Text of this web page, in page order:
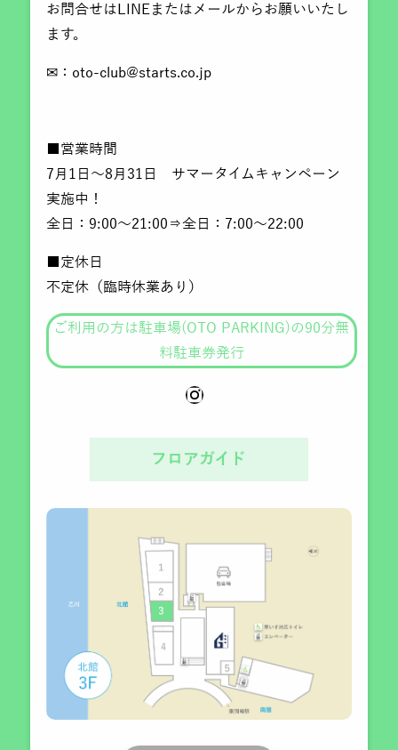
お問合せはLINEまたはメールからお願いいたし
ます。
✉：oto-club@starts.co.jp
■営業時間
7月1日～8月31日 サマータイムキャンペーン
実施中！
全日：9:00～21:00⇒全日：7:00～22:00
■定休日
不定休（臨時休業あり）
ご利用の方は駐車場(OTO PARKING)の90分無
料駐車券発行
フロアガイド